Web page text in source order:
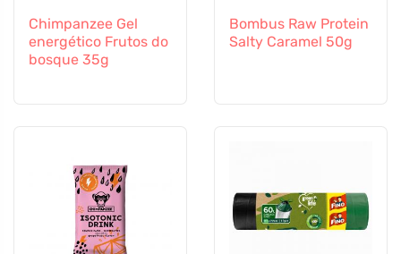
Chimpanzee Gel
energético Frutos do
bosque 35g
Bombus Raw Protein
Salty Caramel 50g